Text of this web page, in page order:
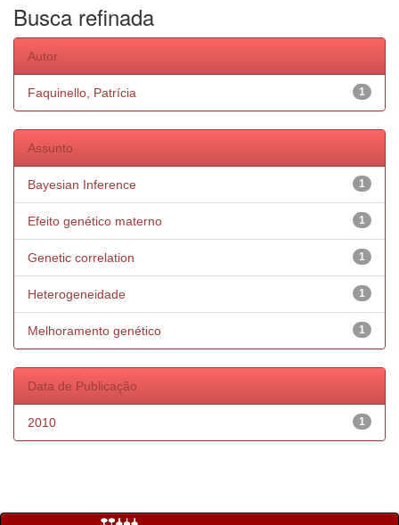
Busca refinada
Autor
1
Faquinello, Patrícia
Assunto
1
Bayesian Inference
1
Efeito genético materno
1
Genetic correlation
1
Heterogeneidade
1
Melhoramento genético
Data de Publicação
1
2010